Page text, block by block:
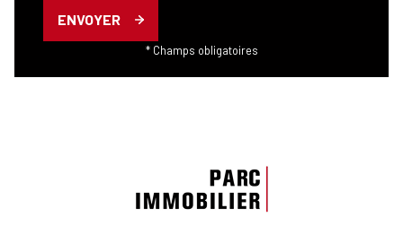
ENVOYER
* Champs obligatoires